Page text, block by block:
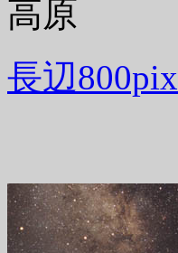
高原
長辺